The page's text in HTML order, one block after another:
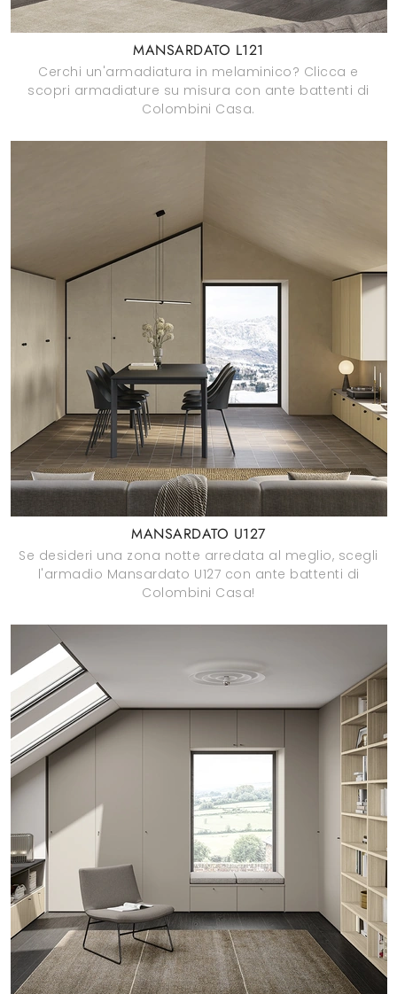
MANSARDATO L121
Cerchi un'armadiatura in melaminico? Clicca e
scopri armadiature su misura con ante battenti di
Colombini Casa.
MANSARDATO U127
Se desideri una zona notte arredata al meglio, scegli
l'armadio Mansardato U127 con ante battenti di
Colombini Casa!